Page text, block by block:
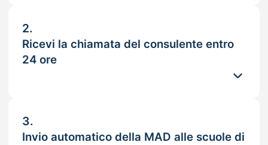
2.
Ricevi la chiamata del consulente entro
24 ore
3.
Invio automatico della MAD alle scuole di